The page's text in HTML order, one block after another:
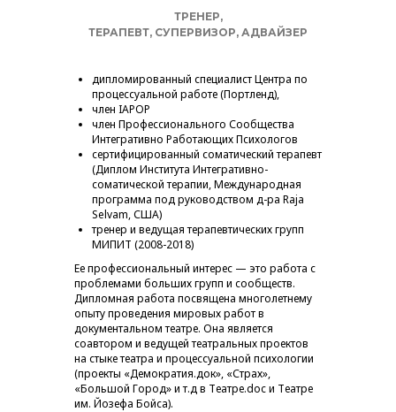
ТРЕНЕР,
ТЕРАПЕВТ, СУПЕРВИЗОР, АДВАЙЗЕР
дипломированный специалист Центра по
процессуальной работе (Портленд),
член IAPOP
член Профессионального Сообщества
Интегративно Работающих Психологов
сертифицированный соматический терапевт
(Диплом Института Интегративно-
соматической терапии, Международная
программа под руководством д-ра Raja
Selvam, США)
тренер и ведущая терапевтических групп
МИПИТ (2008-2018)
Ее профессиональный интерес — это работа с
проблемами больших групп и сообществ.
Дипломная работа посвящена многолетнему
опыту проведения мировых работ в
документальном театре. Она является
соавтором и ведущей театральных проектов
на стыке театра и процессуальной психологии
(проекты «Демократия.док», «Страх»,
«Большой Город» и т.д в Театре.doc и Театре
им. Йозефа Бойса).